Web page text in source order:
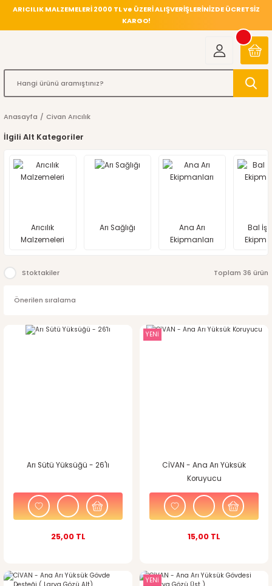
ARICILIK MALZEMELERİ 2000 TL ve ÜZERİ ALIŞVERİŞLERİNİZDE ÜCRETSİZ
KARGO!
Anasayfa Civan Arıcılık
İlgili Alt Kategoriler
Arıcılık
Malzemeleri
Arı Sağlığı
Ana Arı
Ekipmanları
Bal
Stoktakiler Toplam 36 ürün
Arı Sütü Yüksüğü - 26'lı
25,00 TL
YENİ
CİVAN - Ana Arı Yüksük
Koruyucu
15,00 TL
YENİ